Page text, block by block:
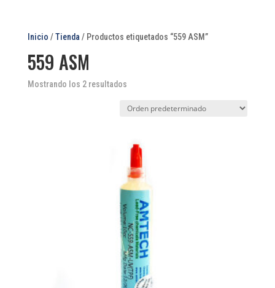
Inicio /Tienda / Productos etiquetados “559 ASM”
559 ASM
Mostrando los 2 resultados